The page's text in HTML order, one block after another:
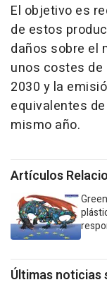
El objetivo es
de estos
daños sobre el
unos costes de
2030 y la
equivalentes
mismo año.
Artículos
Últimas